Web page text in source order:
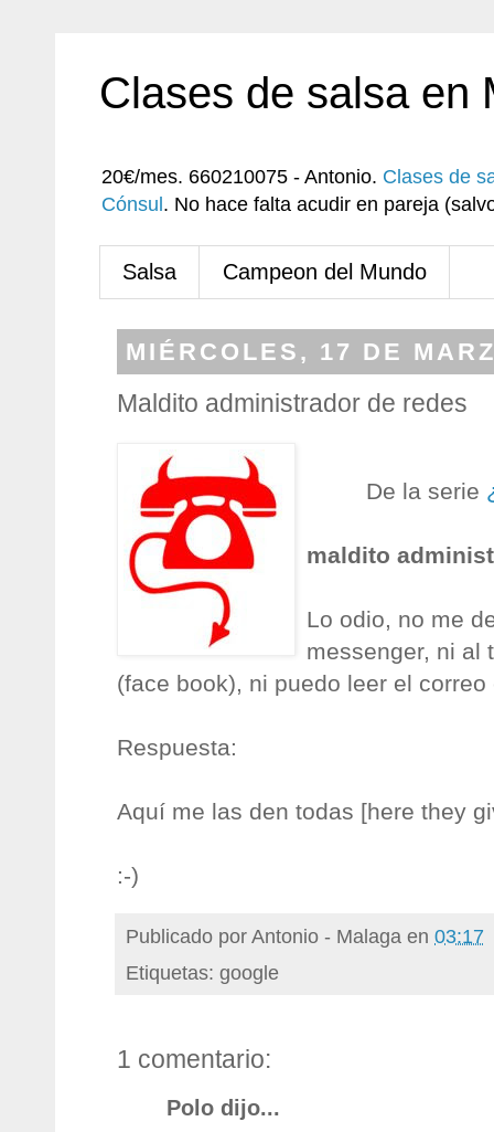
Clases de salsa en
20€/mes. 660210075 - Antonio. Clases de
Cónsul . No hace falta acudir en pareja
Salsa Campeon del Mundo
MIÉRCOLES, 17 DE
Maldito administrador de redes
De la serie
maldito
Lo odio, no me
messenger, ni al
(face book), ni puedo leer el
Respuesta:
Aquí me las den todas [here they
:-)
Publicado porAntonio - Malaga en 03:17
Etiquetas: google
1 comentario:
Polo dijo...